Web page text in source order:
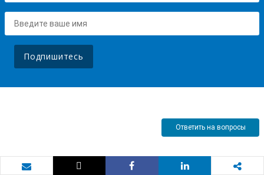
Подпишитесь
Ответить на вопросы